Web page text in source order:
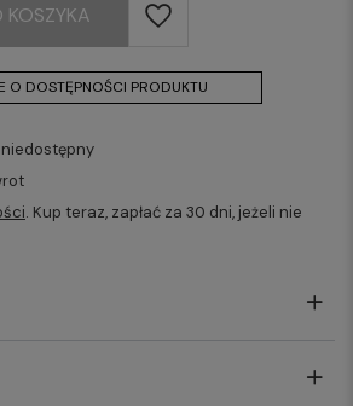
O DOSTĘPNOŚCI PRODUKTU
. Kup teraz, zapłać za 30 dni, jeżeli nie